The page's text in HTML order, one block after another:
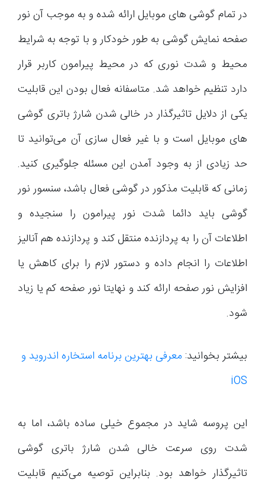
در تمام گوشی های موبایل ارائه شده و به موجب آن نور
صفحه نمایش گوشی به طور خودکار و با توجه به شرایط
محیط و شدت نوری که در محیط پیرامون کاربر قرار
دارد تنظیم خواهد شد. متاسفانه فعال بودن این قابلیت
یکی از دلایل تاثیرگذار در خالی شدن شارژ باتری گوشی
های موبایل است و با غیر فعال سازی آن می‌توانید تا
حد زیادی از به وجود آمدن این مسئله جلوگیری کنید.
زمانی که قابلیت مذکور در گوشی فعال باشد، سنسور نور
گوشی باید دائما شدت نور پیرامون را سنجیده و
اطلاعات آن را به پردازنده منتقل کند و پردازنده هم آنالیز
اطلاعات را انجام داده و دستور لازم را برای کاهش یا
افزایش نور صفحه ارائه کند و نهایتا نور صفحه کم یا زیاد
شود.
بیشتر بخوانید: معرفی بهترین برنامه استخاره اندروید و
iOS
این پروسه شاید در مجموع خیلی ساده باشد، اما به
شدت روی سرعت خالی شدن شارژ باتری گوشی
تاثیرگذار خواهد بود. بنابراین توصیه می‌کنیم قابلیت